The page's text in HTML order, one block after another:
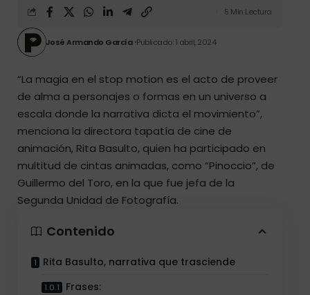
José Armando García Publicado: 1 abril, 2024
5 Min Lectura
“La magia en el stop motion es el acto de proveer
de alma a personajes o formas en un universo a
escala donde la narrativa dicta el movimiento”,
menciona la directora tapatía de cine de
animación, Rita Basulto, quien ha participado en
multitud de cintas animadas, como “Pinoccio”, de
Guillermo del Toro, en la que fue jefa de la
Segunda Unidad de Fotografía.
Contenido
Rita Basulto, narrativa que trasciende
Frases: